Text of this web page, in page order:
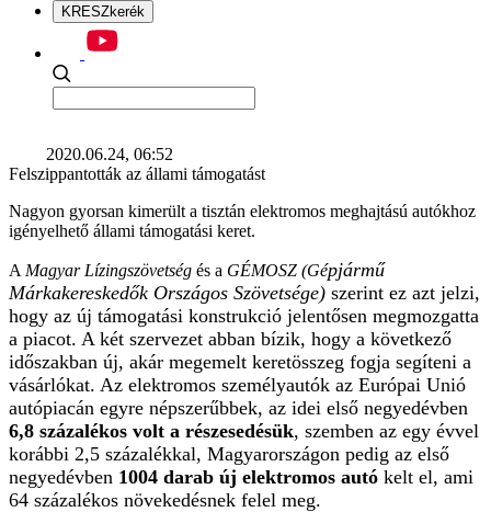
KRESZkerék
2020.06.24, 06:52
Felszippantották az állami támogatást
Nagyon gyorsan kimerült a tisztán elektromos meghajtású autókhoz
igényelhető állami támogatási keret.
A Magyar Lízingszövetség és a GÉMOSZ (Gépjármű
Márkakereskedők Országos Szövetsége) szerint ez azt jelzi,
hogy az új támogatási konstrukció jelentősen megmozgatta
a piacot. A két szervezet abban bízik, hogy a következő
időszakban új, akár megemelt keretösszeg fogja segíteni a
vásárlókat. Az elektromos személyautók az Európai Unió
autópiacán egyre népszerűbbek, az idei első negyedévben
6,8 százalékos volt a részesedésük, szemben az egy évvel
korábbi 2,5 százalékkal, Magyarországon pedig az első
negyedévben 1004 darab új elektromos autó kelt el, ami
64 százalékos növekedésnek felel meg.